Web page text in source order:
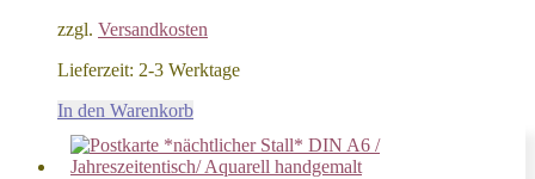
zzgl. Versandkosten
Lieferzeit: 2-3 Werktage
In den Warenkorb